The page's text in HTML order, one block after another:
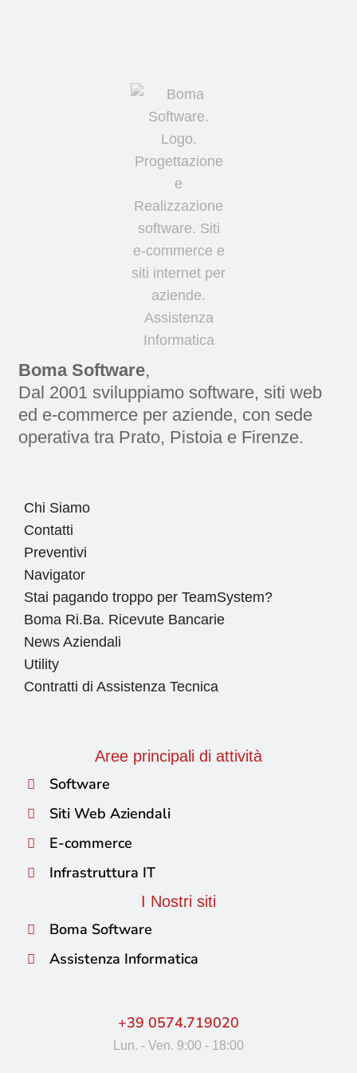
Boma Software,
Dal 2001 sviluppiamo software, siti web
ed e-commerce per aziende, con sede
operativa tra Prato, Pistoia e Firenze.
Chi Siamo
Contatti
Preventivi
Navigator
Stai pagando troppo per TeamSystem?
Boma Ri.Ba. Ricevute Bancarie
News Aziendali
Utility
Contratti di Assistenza Tecnica
Aree principali di attività
Software
Siti Web Aziendali
E-commerce
Infrastruttura IT
I Nostri siti
Boma Software
Assistenza Informatica
+39 0574.719020
Lun. - Ven. 9:00 - 18:00